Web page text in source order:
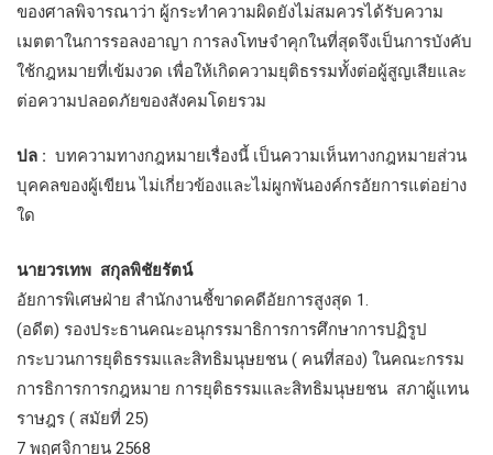
ของศาลพิจารณาว่า ผู้กระทำความผิดยังไม่สมควรได้รับความ
เมตตาในการรอลงอาญา การลงโทษจำคุกในที่สุดจึงเป็นการบังคับ
ใช้กฎหมายที่เข้มงวด เพื่อให้เกิดความยุติธรรมทั้งต่อผู้สูญเสียและ
ต่อความปลอดภัยของสังคมโดยรวม
ปล : บทความทางกฎหมายเรื่องนี้ เป็นความเห็นทางกฎหมายส่วน
บุคคลของผู้เขียน ไม่เกี่ยวข้องและไม่ผูกพันองค์กรอัยการแต่อย่าง
ใด
นายวรเทพ สกุลพิชัยรัตน์
อัยการพิเศษฝ่าย สำนักงานชี้ขาดคดีอัยการสูงสุด 1.
(อดีต) รองประธานคณะอนุกรรมาธิการการศึกษาการปฏิรูป
กระบวนการยุติธรรมและสิทธิมนุษยชน ( คนที่สอง) ในคณะกรรม
การธิการการกฎหมาย การยุติธรรมและสิทธิมนุษยชน สภาผู้แทน
ราษฎร ( สมัยที่ 25)
7 พฤศจิกายน 2568